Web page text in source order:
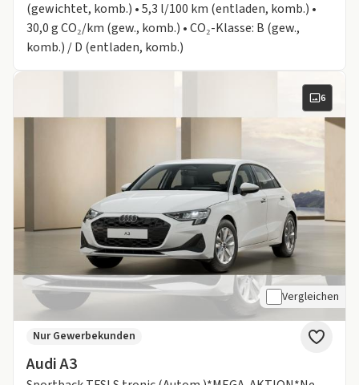
(gewichtet, komb.) • 5,3 l/100 km (entladen, komb.) •
30,0 g CO₂/km (gew., komb.) • CO₂-Klasse: B (gew.,
komb.) / D (entladen, komb.)
6
Vergleichen
Audi A3
Nur Gewerbekunden